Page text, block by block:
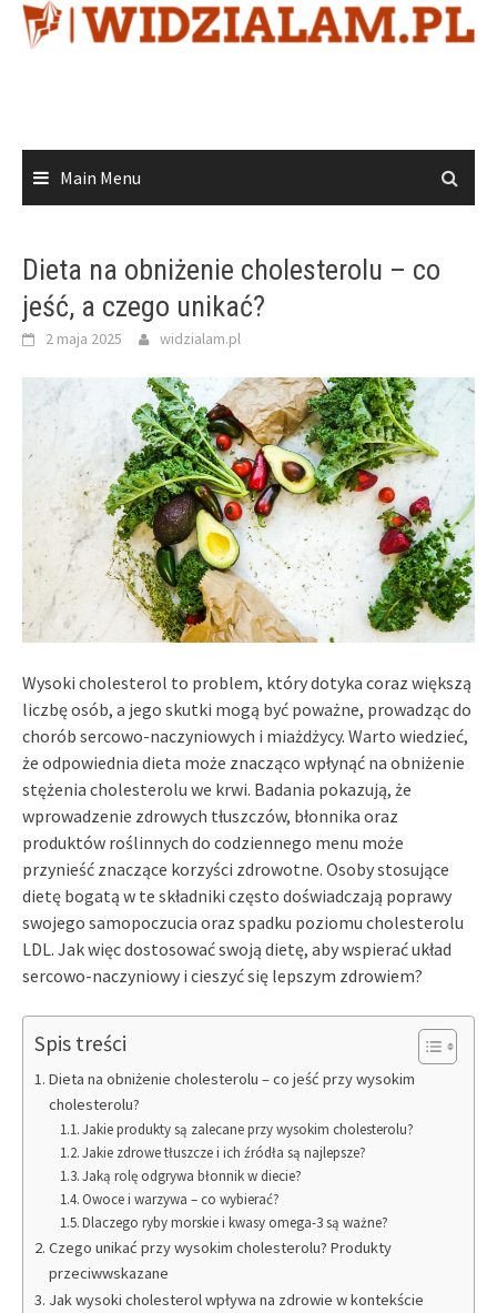
Skip
Main Menu
Dieta na obniżenie cholesterolu – co
jeść, a czego unikać?
2 maja 2025 widzialam.pl
Wysoki cholesterol to problem, który dotyka coraz większą
liczbę osób, a jego skutki mogą być poważne, prowadząc do
chorób sercowo-naczyniowych i miażdżycy. Warto wiedzieć,
że odpowiednia dieta może znacząco wpłynąć na obniżenie
stężenia cholesterolu we krwi. Badania pokazują, że
wprowadzenie zdrowych tłuszczów, błonnika oraz
produktów roślinnych do codziennego menu może
przynieść znaczące korzyści zdrowotne. Osoby stosujące
dietę bogatą w te składniki często doświadczają poprawy
swojego samopoczucia oraz spadku poziomu cholesterolu
LDL. Jak więc dostosować swoją dietę, aby wspierać układ
sercowo-naczyniowy i cieszyć się lepszym zdrowiem?
Spis treści
Dieta na obniżenie cholesterolu – co jeść przy wysokim
cholesterolu?
Jakie produkty są zalecane przy wysokim cholesterolu?
Jakie zdrowe tłuszcze i ich źródła są najlepsze?
Jaką rolę odgrywa błonnik w diecie?
Owoce i warzywa – co wybierać?
Dlaczego ryby morskie i kwasy omega-3 są ważne?
Czego unikać przy wysokim cholesterolu? Produkty
przeciwwskazane
Jak wysoki cholesterol wpływa na zdrowie w kontekście